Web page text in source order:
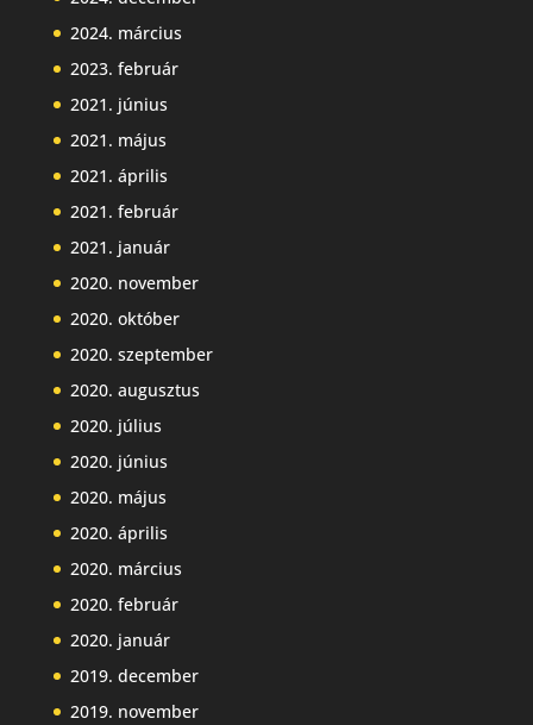
2024. március
2023. február
2021. június
2021. május
2021. április
2021. február
2021. január
2020. november
2020. október
2020. szeptember
2020. augusztus
2020. július
2020. június
2020. május
2020. április
2020. március
2020. február
2020. január
2019. december
2019. november